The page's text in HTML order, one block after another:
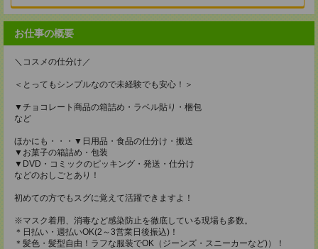
お仕事の概要
＼コスメの仕分け／
＜とってもシンプルなので未経験でも安心！＞
▼チョコレート商品の箱詰め・ラベル貼り・梱包
など
ほかにも・・・▼日用品・食品の仕分け・搬送
▼お菓子の箱詰め・包装
▼DVD・コミックのピッキング・発送・仕分け
などのおしごとあり！
初めての方でもスグに覚えて活躍できますよ！
※マスク着用、消毒など感染防止を徹底している現場も多数。
＊日払い・週払いOK(2～3営業日後振込)！
＊髪色・髪型自由！ラフな服装でOK（ジーンズ・スニーカーなど)）！